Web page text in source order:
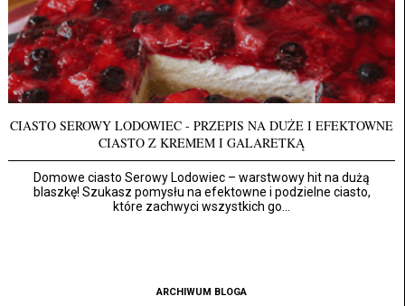
CIASTO SEROWY LODOWIEC - PRZEPIS NA DUŻE I EFEKTOWNE
CIASTO Z KREMEM I GALARETKĄ
Domowe ciasto Serowy Lodowiec – warstwowy hit na dużą
blaszkę! Szukasz pomysłu na efektowne i podzielne ciasto,
które zachwyci wszystkich go...
ARCHIWUM BLOGA